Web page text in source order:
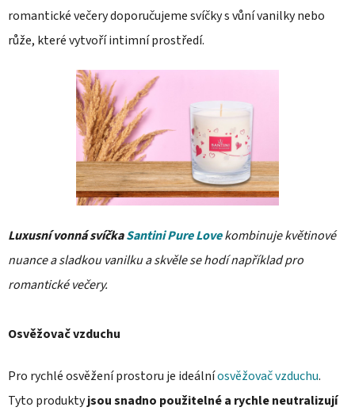
romantické večery doporučujeme svíčky s vůní vanilky nebo
růže, které vytvoří intimní prostředí.
Luxusní vonná svíčkaSantini Pure Lovekombinuje květinové
nuance a sladkou vanilku a skvěle se hodí například pro
romantické večery.
Osvěžovač vzduchu
Pro rychlé osvěžení prostoru je ideálníosvěžovač vzduchu.
Tyto produktyjsou snadno použitelné a rychle neutralizují